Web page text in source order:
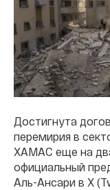
Достигнута
перемирия в
ХАМАС еще на
официальный
Аль-Ансари в X